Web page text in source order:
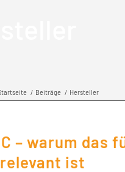
/ Beiträge / Hersteller
– warum das
ist